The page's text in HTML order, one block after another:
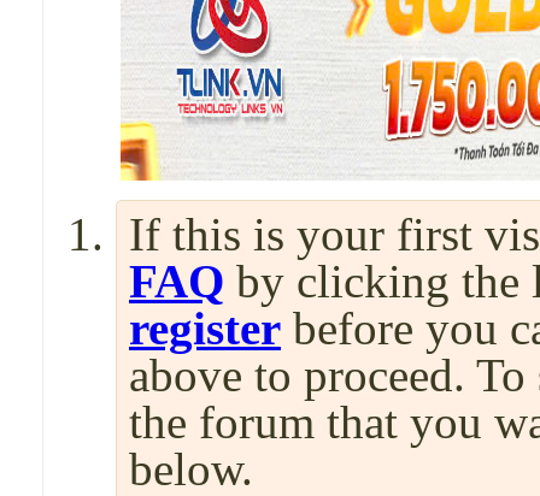
If this is your first
FAQ by clicking the
register before you
above to proceed.
the forum that you
below.